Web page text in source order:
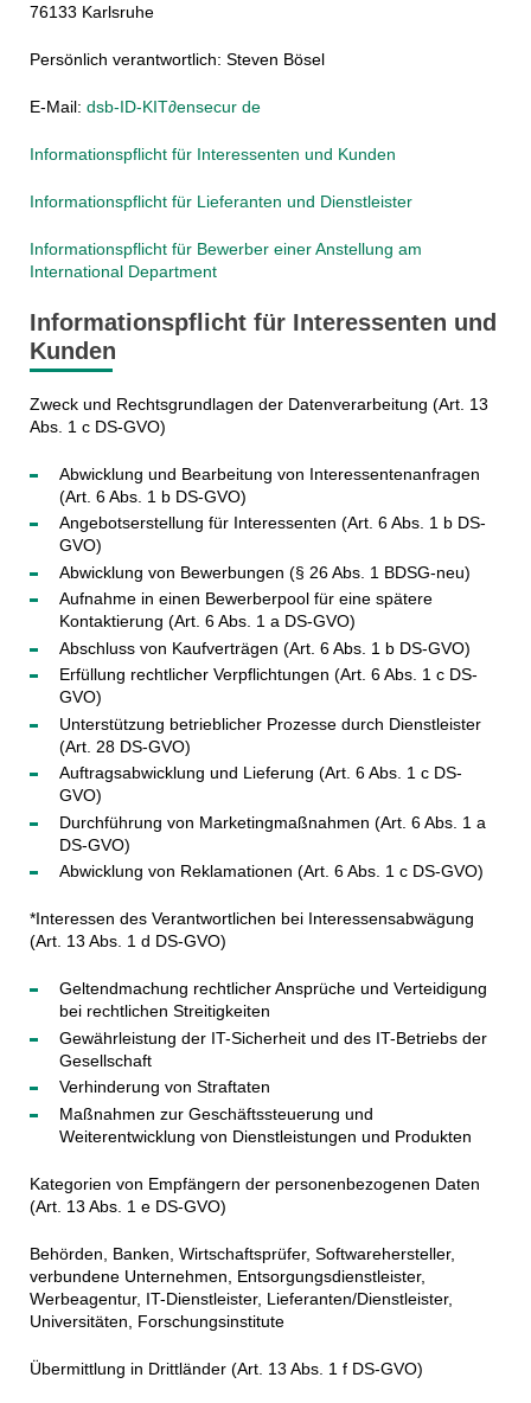
76133 Karlsruhe
Persönlich verantwortlich: Steven Bösel
E-Mail: dsb-ID-KIT∂ensecur de
Informationspflicht für Interessenten und Kunden
Informationspflicht für Lieferanten und Dienstleister
Informationspflicht für Bewerber einer Anstellung am
International Department
Informationspflicht für Interessenten und
Kunden
Zweck und Rechtsgrundlagen der Datenverarbeitung (Art. 13
Abs. 1 c DS-GVO)
Abwicklung und Bearbeitung von Interessentenanfragen
(Art. 6 Abs. 1 b DS-GVO)
Angebotserstellung für Interessenten (Art. 6 Abs. 1 b DS-
GVO)
Abwicklung von Bewerbungen (§ 26 Abs. 1 BDSG-neu)
Aufnahme in einen Bewerberpool für eine spätere
Kontaktierung (Art. 6 Abs. 1 a DS-GVO)
Abschluss von Kaufverträgen (Art. 6 Abs. 1 b DS-GVO)
Erfüllung rechtlicher Verpflichtungen (Art. 6 Abs. 1 c DS-
GVO)
Unterstützung betrieblicher Prozesse durch Dienstleister
(Art. 28 DS-GVO)
Auftragsabwicklung und Lieferung (Art. 6 Abs. 1 c DS-
GVO)
Durchführung von Marketingmaßnahmen (Art. 6 Abs. 1 a
DS-GVO)
Abwicklung von Reklamationen (Art. 6 Abs. 1 c DS-GVO)
*Interessen des Verantwortlichen bei Interessensabwägung
(Art. 13 Abs. 1 d DS-GVO)
Geltendmachung rechtlicher Ansprüche und Verteidigung
bei rechtlichen Streitigkeiten
Gewährleistung der IT-Sicherheit und des IT-Betriebs der
Gesellschaft
Verhinderung von Straftaten
Maßnahmen zur Geschäftssteuerung und
Weiterentwicklung von Dienstleistungen und Produkten
Kategorien von Empfängern der personenbezogenen Daten
(Art. 13 Abs. 1 e DS-GVO)
Behörden, Banken, Wirtschaftsprüfer, Softwarehersteller,
verbundene Unternehmen, Entsorgungsdienstleister,
Werbeagentur, IT-Dienstleister, Lieferanten/Dienstleister,
Universitäten, Forschungsinstitute
Übermittlung in Drittländer (Art. 13 Abs. 1 f DS-GVO)